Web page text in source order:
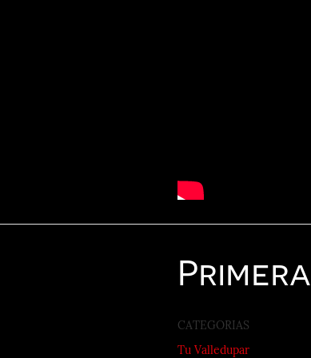
Primera
CATEGORIAS
Tu Valledupar